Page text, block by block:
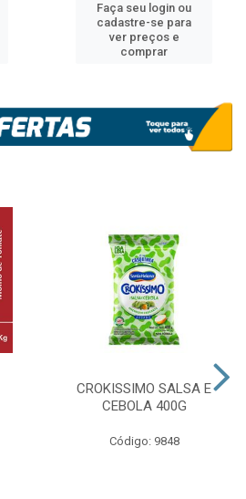
Faça seu login ou
cadastre-se para
ver preços e
comprar
CROKISSIMO SALSA E
CEBOLA 400G
Código: 9848